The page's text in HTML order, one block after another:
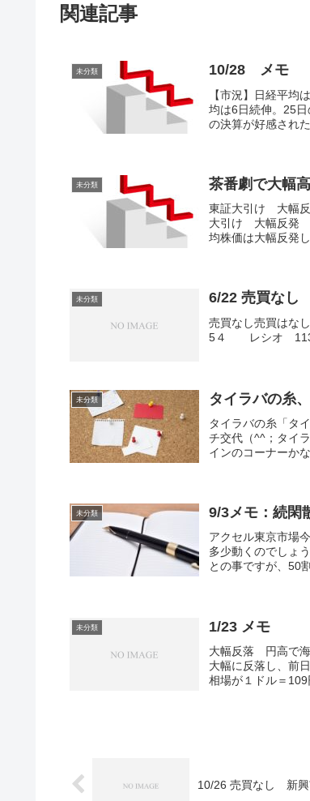
関連記事
未分類 10/28 メモ
【市況】日経平均
均は6日続伸。25
の決算が好感され
未分類 茶番劇で大幅高
東証大引け 大幅
大引け 大幅反発
均株価は大幅反発
未分類 6/22 売買なし
売買なし売買はな
5４ レシオ
未分類 タイラバの糸
タイラバの糸「タ
チ交代（^^；タイ
インのコーナーか
未分類 9/3メモ：続閑
アクセル東京市場
多少動くのでしょ
との事ですが、50
未分類 1/23 メモ
大幅反落 円高で
大幅に反落し、前
相場が１ドル＝109
10/26 売買なし 新興